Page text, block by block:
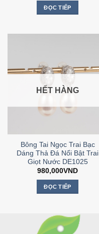
ĐỌC TIẾP
HẾT HÀNG
Bông Tai Ngọc Trai Bạc
Dáng Thả Đá Nổi Bật Trai
Giọt Nước DE1025
980,000VND
ĐỌC TIẾP